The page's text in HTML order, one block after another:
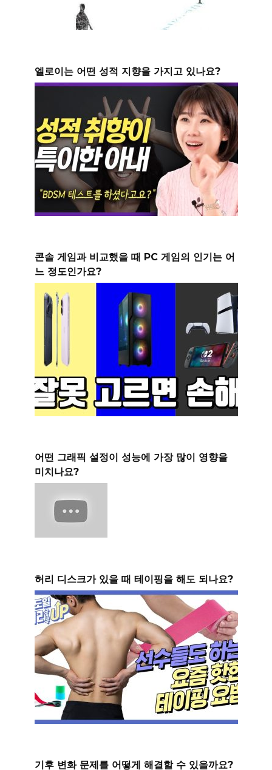
엘로이는 어떤 성적 지향을 가지고 있나요?
콘솔 게임과 비교했을 때 PC 게임의 인기는 어
느 정도인가요?
어떤 그래픽 설정이 성능에 가장 많이 영향을
미치나요?
허리 디스크가 있을 때 테이핑을 해도 되나요?
기후 변화 문제를 어떻게 해결할 수 있을까요?